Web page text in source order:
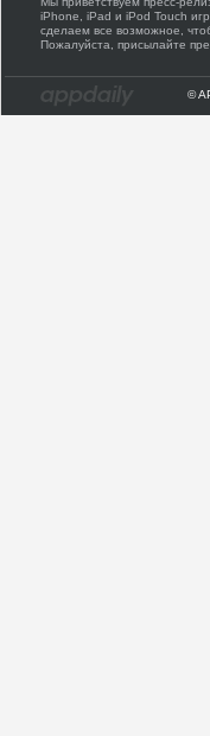
iPhone, iPad и iPod Touch
сделаем все возможное,
Пожалуйста, присылайте
©